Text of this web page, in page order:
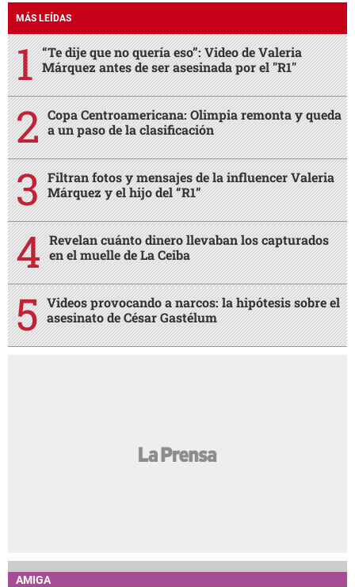
MÁS LEÍDAS
“Te dije que no quería eso”: Video de Valeria
Márquez antes de ser asesinada por el "R1"
Copa Centroamericana: Olimpia remonta y queda
a un paso de la clasificación
Filtran fotos y mensajes de la influencer Valeria
Márquez y el hijo del “R1”
Revelan cuánto dinero llevaban los capturados
en el muelle de La Ceiba
Videos provocando a narcos: la hipótesis sobre el
asesinato de César Gastélum
AMIGA